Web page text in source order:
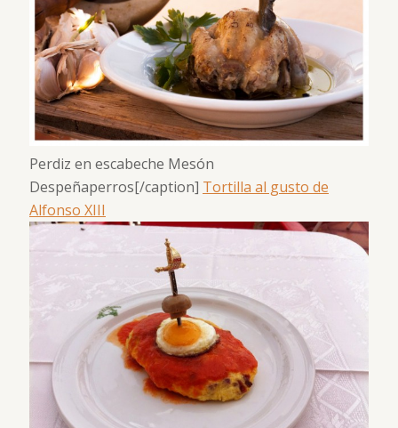
Perdiz en escabeche Mesón
Despeñaperros[/caption] Tortilla al gusto de
Alfonso XIII